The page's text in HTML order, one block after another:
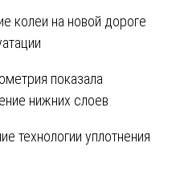
колеи на новой дороге
показала
нижних слоев
технологии уплотнения